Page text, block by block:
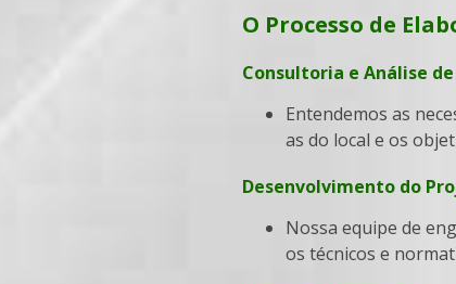
O Processo de
Consultoria e Análise
Entendemos as necessidades específicas de cada cliente, considerando as característic
as do local e os
Desenvolvimento do
Nossa equipe de engenheiros elabora o projeto detalhado, incluindo todos os aspect
os técnicos e